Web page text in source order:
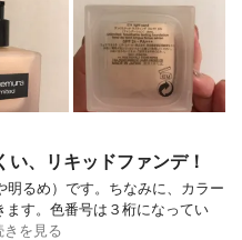
、リキッドファンデ！
るめ）です。ちなみに、カラー
す。色番号は３桁になってい
きを見る